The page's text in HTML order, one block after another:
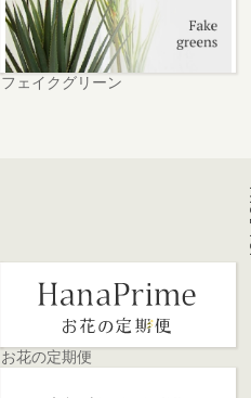
フェイクグリーン
お花の定期便